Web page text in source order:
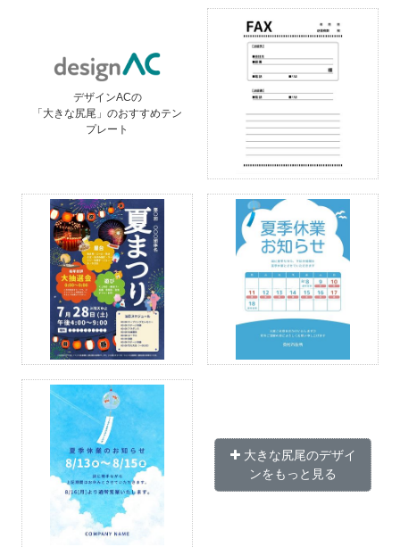
デザインACの
「大きな尻尾」のおすすめテン
プレート
大きな尻尾のデザイ
ンをもっと見る